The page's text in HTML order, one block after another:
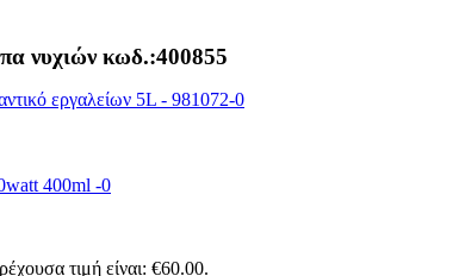
νυχιών κωδ.:400855
τιμή είναι: €60.00.